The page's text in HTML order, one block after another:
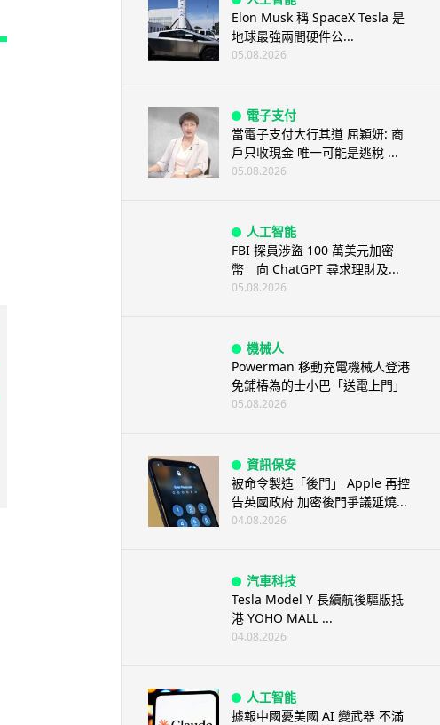
Elon Musk 稱 SpaceX Tesla 是
地球最強兩間硬件公...
05.08.2026
電子支付
當電子支付大行其道 屈穎妍: 商
戶只收現金 唯一可能是逃稅 ...
05.08.2026
人工智能
FBI 探員涉盜 100 萬美元加密
幣 向 ChatGPT 尋求理財及...
05.08.2026
機械人
Powerman 移動充電機械人登港
免鋪樁為的士小巴「送電上門」
05.08.2026
資訊保安
被命令製造「後門」 Apple 再控
告英國政府 加密後門爭議延燒...
04.08.2026
汽車科技
Tesla Model Y 長續航後驅版抵
港 YOHO MALL ...
04.08.2026
人工智能
據報中國憂美國 AI 變武器 不滿